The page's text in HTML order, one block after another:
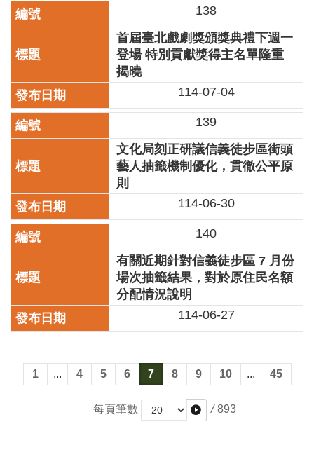
關
連
138
首屆臺北戲劇獎頒獎典禮下週一
登場 特別貢獻獎得主名單隆重
揭曉
114-07-04
139
文化局刻正研議信義徒步區街頭
藝人抽籤機制優化，貫徹公平原
則
114-06-30
140
有關近期針對信義徒步區 7 月份
場次抽籤結果，對於原住民名額
分配情況說明
114-06-27
1 ... 4 5 6 7 8 9 10 ... 45
每頁筆數 / 893